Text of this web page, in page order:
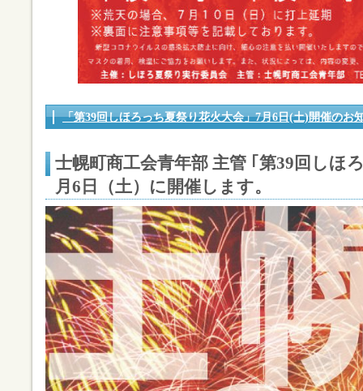
「第39回しほろっち夏祭り花火大会」7月6日(土)開催のお
士幌町商工会青年部 主管 ｢第39回しほ
月6日（土）に 開催します。